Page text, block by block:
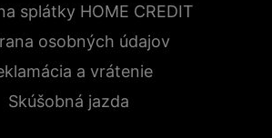
splátky HOME CREDIT
osobných údajov
a vrátenie
Skúšobná jazda